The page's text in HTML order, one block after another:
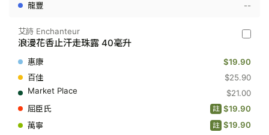
升--
艾
-
浪
花
香
止
汗
艾詩 Enchanteur
浪漫花香止汗走珠露 40毫升
$19.90
$25.90
$21.00
$19.90
註
$19.90
註